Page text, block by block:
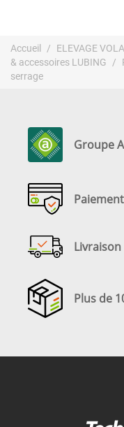
Accueil ELEVAGE
& accessoires LUBING
serrage
Groupe
Plus de